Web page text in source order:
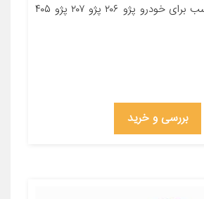
جنس ویسکوز مناسب برای خودرو پژو ۲۰۶ پژو ۲۰۷ پژو ۴۰۵
بررسی و خرید